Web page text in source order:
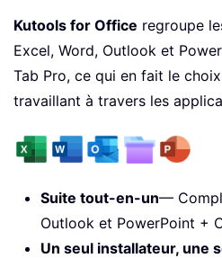
Kutools for Office regroupe
Excel, Word, Outlook et
Tab Pro, ce qui en fait le
travaillant à travers les
Suite tout-en-un—
Outlook et PowerPoint +
Un seul installateur, une